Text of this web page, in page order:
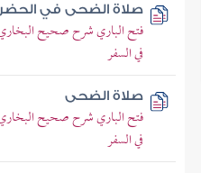
صلاة الضحى في الحضر
فتح الباري شرح صحيح
في السفر
صلاة الضحى
فتح الباري شرح صحيح
في السفر